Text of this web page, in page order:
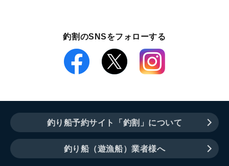
釣割のSNSをフォローする
釣り船予約サイト「釣割」について
釣り船（遊漁船）業者様へ